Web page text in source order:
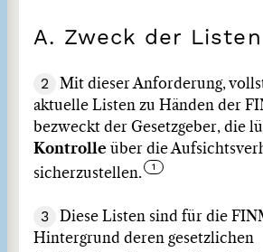
A. Zweck der Listen
2
Mit dieser Anforderung,
aktuelle Listen zu Händen der
bezweckt der Gesetzgeber, die
Kontrolle über die
sicherzustellen.
3
Diese Listen sind für die
Hintergrund deren gesetzlichen